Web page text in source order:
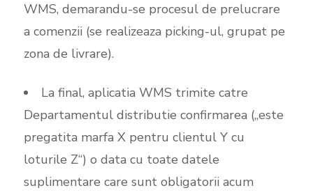
WMS, demarandu-se procesul de prelucrare
a comenzii (se realizeaza picking-ul, grupat pe
zona de livrare).
La final, aplicatia WMS trimite catre
Departamentul distributie confirmarea („este
pregatita marfa X pentru clientul Y cu
loturile Z“) o data cu toate datele
suplimentare care sunt obligatorii acum